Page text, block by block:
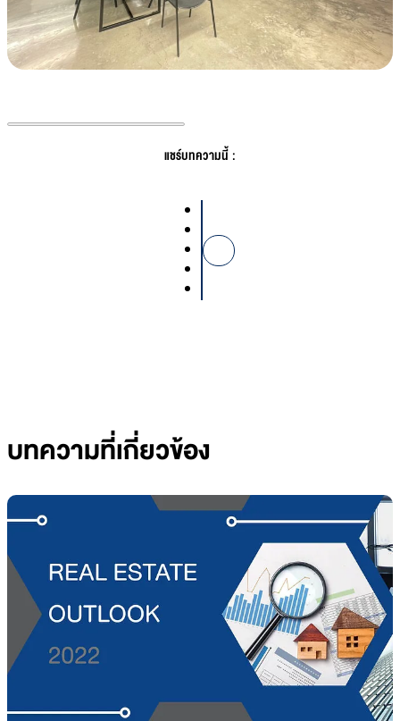
บทความที่เกี่ยวข้อง
แชร์บทความนี้ :